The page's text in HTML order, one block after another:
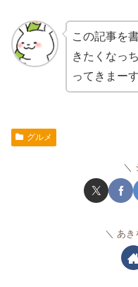
この記事を
きたくなっ
ってきまー
グルメ
あき